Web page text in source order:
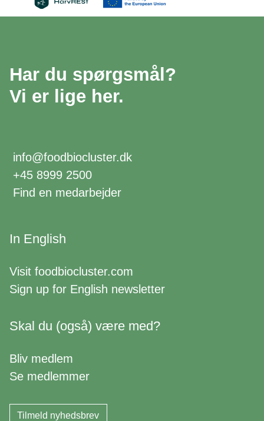
Har du spørgsmål?
Vi er lige her.
info@foodbiocluster.dk
+45 8999 2500
Find en medarbejder
In English
Visit foodbiocluster.com
Sign up for English newsletter
Skal du (også) være med?
Bliv medlem
Se medlemmer
Tilmeld nyhedsbrev